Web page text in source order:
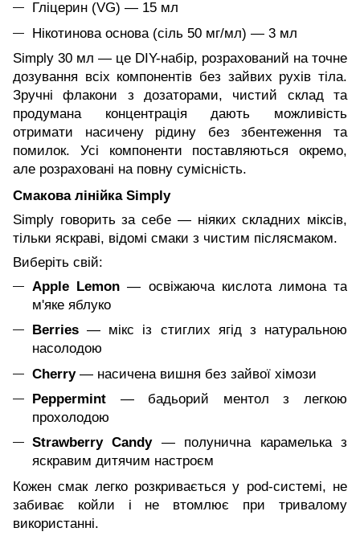
Гліцерин (VG) — 15 мл
Нікотинова основа (сіль 50 мг/мл) — 3 мл
Simply 30 мл — це DIY-набір, розрахований на точне
дозування всіх компонентів без зайвих рухів тіла.
Зручні флакони з дозаторами, чистий склад та
продумана концентрація дають можливість
отримати насичену рідину без збентеження та
помилок. Усі компоненти поставляються окремо,
але розраховані на повну сумісність.
Смакова лінійка Simply
Simply говорить за себе — ніяких складних міксів,
тільки яскраві, відомі смаки з чистим післясмаком.
Виберіть свій:
Apple Lemon — освіжаюча кислота лимона та
м'яке яблуко
Berries — мікс із стиглих ягід з натуральною
насолодою
Cherry— насичена вишня без зайвої хімози
Peppermint — бадьорий ментол з легкою
прохолодою
Strawberry Candy— полунична карамелька з
яскравим дитячим настроєм
Кожен смак легко розкривається у pod-системі, не
забиває койли і не втомлює при тривалому
використанні.